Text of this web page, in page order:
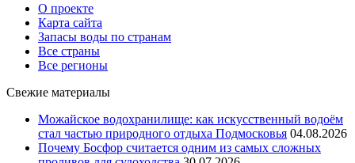
О проекте
Карта сайта
Запасы воды по странам
Все страны
Все регионы
Свежие материалы
Можайское водохранилище: как искусственный водоём
стал частью природного отдыха Подмосковья 04.08.2026
Почему Босфор считается одним из самых сложных